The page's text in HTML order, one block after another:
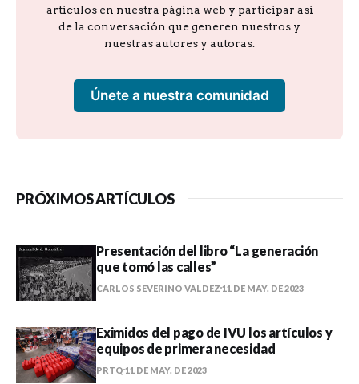
artículos en nuestra página web y participar así
de la conversación que generen nuestros y
nuestras autores y autoras.
Únete a nuestra comunidad
PRÓXIMOS ARTÍCULOS
Presentación del libro “La generación
que tomó las calles”
CARLOS SEVERINO VALDEZ 11 DE MAY. DE 2023
Eximidos del pago de IVU los artículos y
equipos de primera necesidad
PRTQ 11 DE MAY. DE 2023